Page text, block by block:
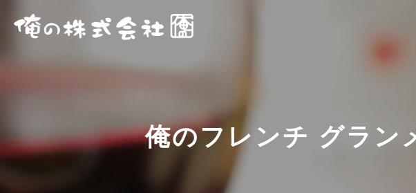
俺のフレンチ グラン